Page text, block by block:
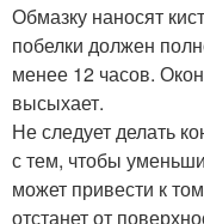
Обмазку наносят
побелки должен
менее 12 часов.
высыхает.
Не следует делать
с тем, чтобы
может привести к
отстанет от